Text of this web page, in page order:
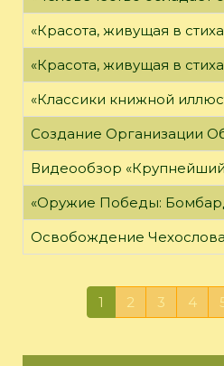
«Красота, живущая в
«Красота, живущая в
«Классики книжной
Создание Организации
Видеообзор «Крупнейший
«Оружие Победы:
Освобождение
1 2 3 4